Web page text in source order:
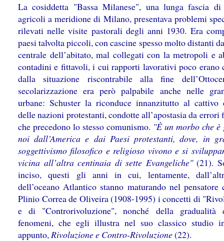
La cosiddetta "Bassa Milanese", una lunga fascia
agricoli a meridione di Milano, presentava problemi
rilevati nelle visite pastorali degli anni 1930. Era
paesi talvolta piccoli, con cascine spesso molto distanti
centrale dell’abitato, mal collegati con la metropoli e
contadini e fittavoli, i cui rapporti lavorativi poco erano
dalla situazione riscontrabile alla fine
secolarizzazione era però palpabile anche nelle
urbane: Schuster la riconduce innanzitutto al cattivo
delle nazioni protestanti, condotte all’apostasia da
che precedono lo stesso comunismo. "È un morbo che
noi dall’America e dai Paesi protestanti, dove, in
soggettivismo filosofico e religioso vivono e si
vicina all’altra centinaia di sette Evangeliche"(21).
inciso, questi gli anni in cui, lentamente,
dell’oceano Atlantico stanno maturando nel pensatore
Plinio Correa de Oliveira (1908-1995) i concetti di
e di "Controrivoluzione", nonché della gradualità
fenomeni, che egli illustra nel suo classico studio
appunto,Rivoluzione e Contro-Rivoluzione(22).